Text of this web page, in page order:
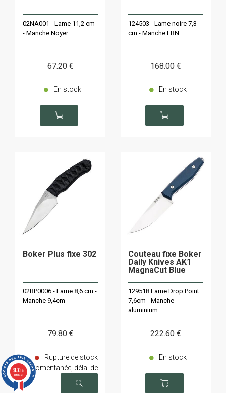
02NA001 - Lame 11,2 cm
- Manche Noyer
67.20 €
En stock
124503 - Lame noire 7,3
cm - Manche FRN
168.00 €
En stock
Boker Plus fixe 302
02BP0006 - Lame 8,6 cm -
Manche 9,4cm
79.80 €
Rupture de stock
momentanée, délai de
livraison sur demande
Couteau fixe Boker
Daily Knives AK1
MagnaCut Blue
129518 Lame Drop Point
7,6cm - Manche
aluminium
222.60 €
En stock
9.7/10
1891 avis